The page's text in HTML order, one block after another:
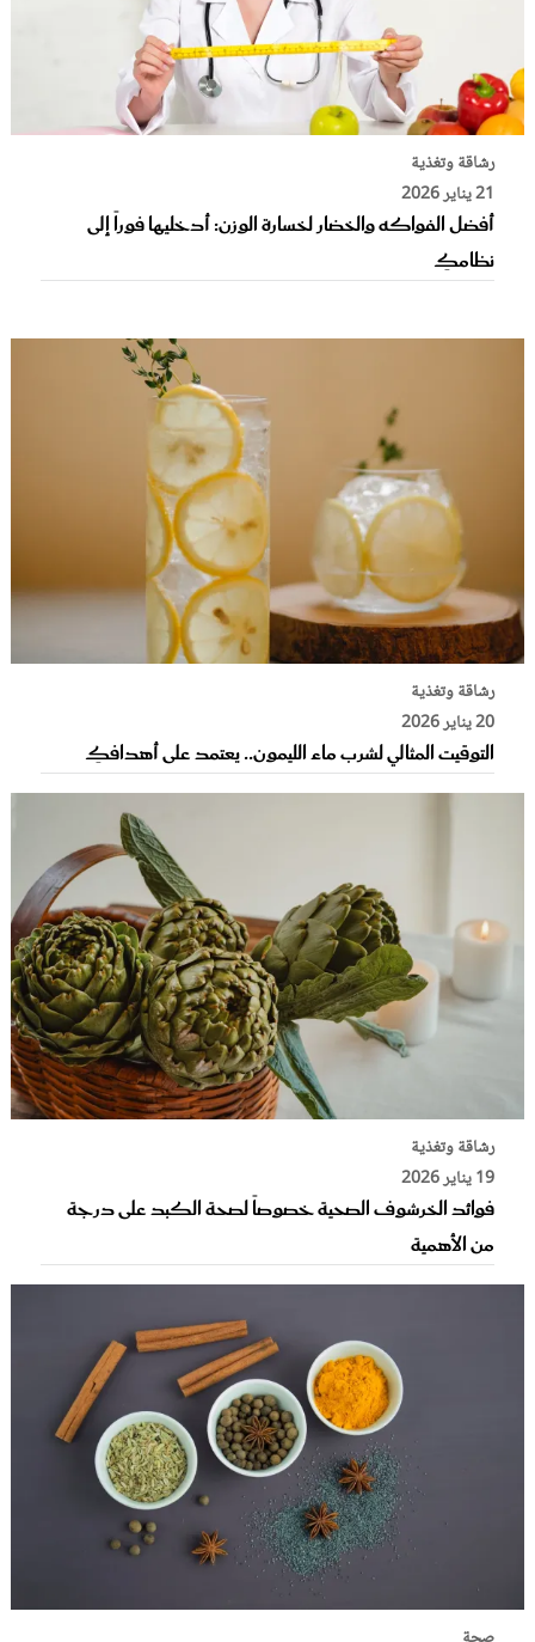
رشاقة وتغذية
21 يناير 2026
أفضل الفواكه والخضار لخسارة الوزن: أدخليها فوراً إلى
نظامكِ
رشاقة وتغذية
20 يناير 2026
التوقيت المثالي لشرب ماء الليمون.. يعتمد على أهدافكِ
رشاقة وتغذية
19 يناير 2026
فوائد الخرشوف الصحية خصوصاً لصحة الكبد على درجة
من الأهمية